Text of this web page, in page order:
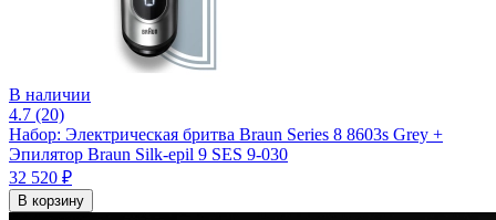
В наличии
4.7 (20)
Набор: Электрическая бритва Braun Series 8 8603s Grey +
Эпилятор Braun Silk-epil 9 SES 9-030
32 520 ₽
В корзину